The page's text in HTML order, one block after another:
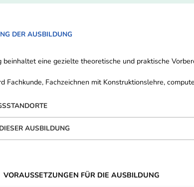
DER AUSBILDUNG
beinhaltet eine gezielte theoretische und praktische
Fachkunde, Fachzeichnen mit Konstruktionslehre,
AUSBILDUNG
VORAUSSETZUNGEN FÜR DIE AUSBILDUNG